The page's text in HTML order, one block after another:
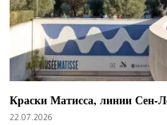
Краски Матисса, линии Сен-
22.07.2026